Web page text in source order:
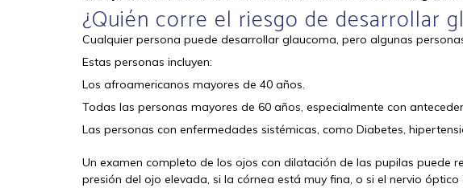
¿Quién corre el riesgo de desarrollar
Cualquier persona puede desarrollar glaucoma, pero algunas
Estas personas incluyen:
Los afroamericanos mayores de 40 años.
Todas las personas mayores de 60 años, especialmente con
Las personas con enfermedades sistémicas, como Diabetes,
Un examen completo de los ojos con dilatación de las pupilas puede
presión del ojo elevada, si la córnea está muy fina, o si el nervio